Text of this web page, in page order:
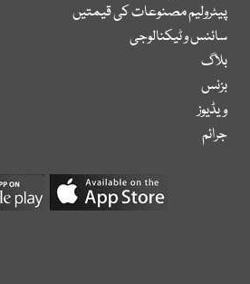
پیٹرولیم مصنوعات کی قیمتیں
سائنس و ٹیکنالوجی
بلاگ
بزنس
ویڈیوز
جرائم